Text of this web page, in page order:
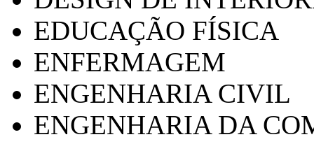
EDUCAÇÃO FÍSICA
ENFERMAGEM
ENGENHARIA CIVIL
ENGENHARIA DA